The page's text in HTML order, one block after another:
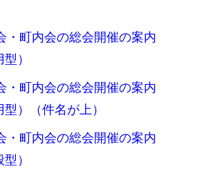
・町内会の総会開催の案内
）
・町内会の総会開催の案内
）（件名が上）
・町内会の総会開催の案内
）